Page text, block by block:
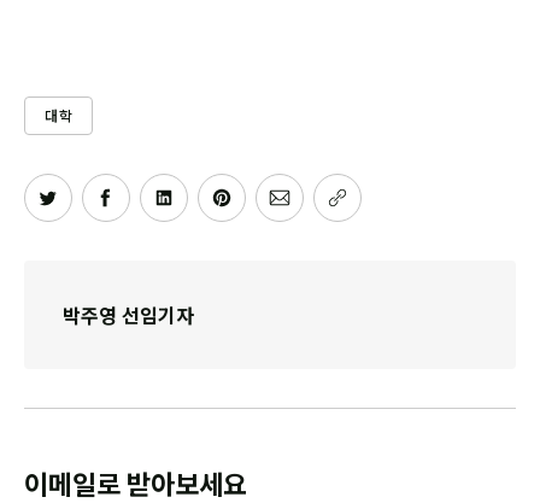
대학
박주영 선임기자
이메일로 받아보세요